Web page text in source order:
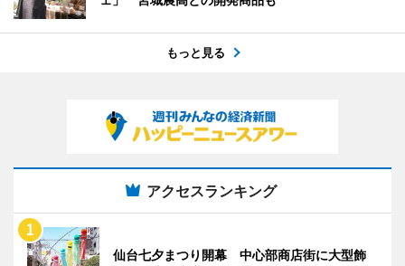
もっと見る
アクセスランキング
仙台七夕まつり開幕 中心部商店街に大型飾